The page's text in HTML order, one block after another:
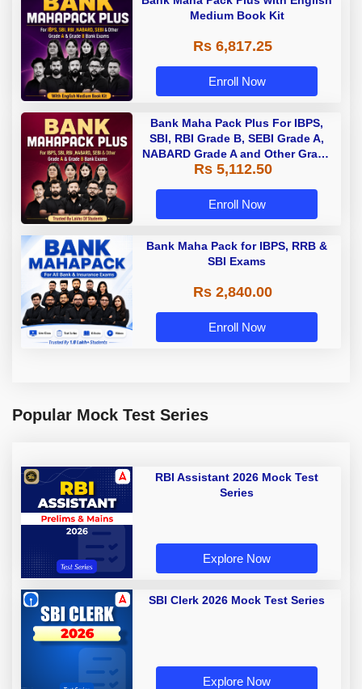
Medium Book Kit
Rs 6,817.25
Enroll Now
Bank Maha Pack Plus For IBPS,
SBI, RBI Grade B, SEBI Grade A,
NABARD Grade A and Other Grade
A & Grade B Bank Exams
Rs 5,112.50
Enroll Now
Bank Maha Pack for IBPS, RRB &
SBI Exams
Rs 2,840.00
Enroll Now
Popular Mock Test Series
RBI Assistant 2026 Mock Test
Series
Explore Now
SBI Clerk 2026 Mock Test Series
Explore Now